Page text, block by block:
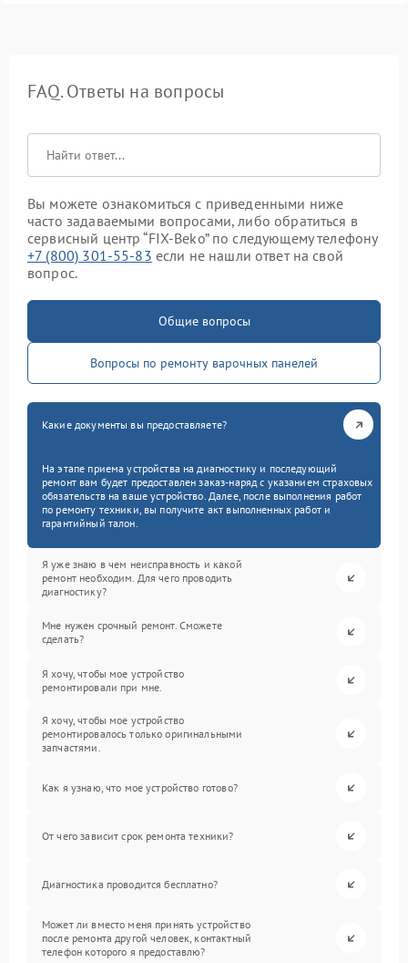
FAQ. Ответы на вопросы
Вы можете ознакомиться с приведенными ниже
часто задаваемыми вопросами, либо обратиться в
сервисный центр “FIX-Beko” по следующему телефону
+7 (800) 301-55-83 если не нашли ответ на свой
вопрос.
Общие вопросы
Вопросы по ремонту варочных панелей
Какие документы вы предоставляете?
На этапе приема устройства на диагностику и последующий
ремонт вам будет предоставлен заказ-наряд с указанием страховых
обязательств на ваше устройство. Далее, после выполнения работ
по ремонту техники, вы получите акт выполненных работ и
гарантийный талон.
Я уже знаю в чем неисправность и какой
ремонт необходим. Для чего проводить
диагностику?
Мне нужен срочный ремонт. Сможете
сделать?
Я хочу, чтобы мое устройство
ремонтировали при мне.
Я хочу, чтобы мое устройство
ремонтировалось только оригинальными
запчастями.
Как я узнаю, что мое устройство готово?
От чего зависит срок ремонта техники?
Диагностика проводится бесплатно?
Может ли вместо меня принять устройство
после ремонта другой человек, контактный
телефон которого я предоставлю?